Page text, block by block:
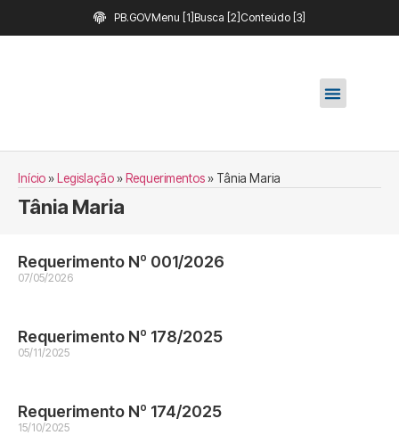
PB.GOVMenu [1] Busca [2] Conteúdo [3]
Início» Legislação» Requerimentos» Tânia Maria
Tânia Maria
Requerimento Nº 001/2026
07/05/2026
Requerimento Nº 178/2025
05/11/2025
Requerimento Nº 174/2025
15/10/2025